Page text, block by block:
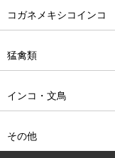
コガネメキシコインコ
猛禽類
インコ・文鳥
その他